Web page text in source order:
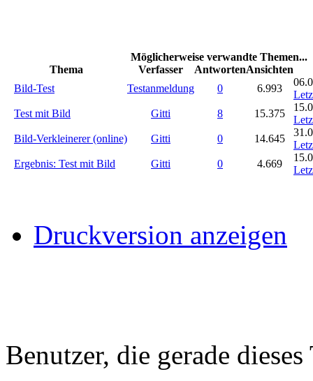
Möglicherweise verwandte Themen...
Thema
Verfasser AntwortenAnsichten
Bild-Test
Testanmeldung 0 6.993
Test mit Bild
Gitti 8 15.375
Bild-Verkleinerer (online)
Gitti 0 14.645
Ergebnis: Test mit Bild
Gitti 0 4.669
Druckversion anzeigen
Benutzer, die gerade